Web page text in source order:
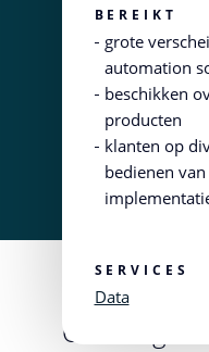
BEREIKT
grote
automation
beschikken
producten
klanten op
bedienen
SERVICES
Data
Oneindige